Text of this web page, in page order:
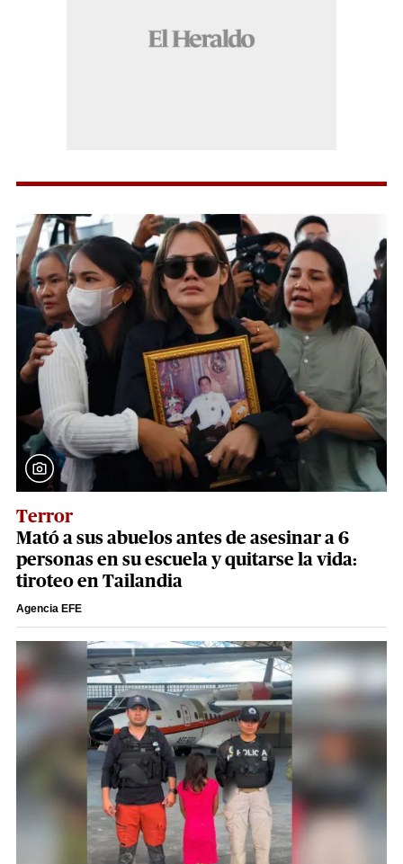
Terror
Mató a sus abuelos antes de asesinar a 6
personas en su escuela y quitarse la vida:
tiroteo en Tailandia
Agencia EFE